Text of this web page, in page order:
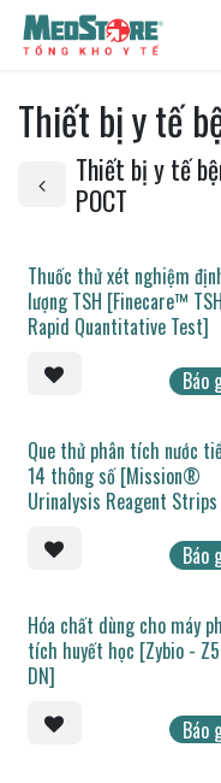
Bỏ qua để đến Nội dung
Thiết bị y tế
Thiết bị y tế
POCT
Thuốc thử xét nghiệm
lượng TSH [Finecare™ TSH
Rapid Quantitative Test]
Báo
Que thử phân tích nước
14 thông số [Mission®
Urinalysis Reagent
Báo
Hóa chất dùng cho máy
tích huyết học [Zybio - Z5
DN]
Báo